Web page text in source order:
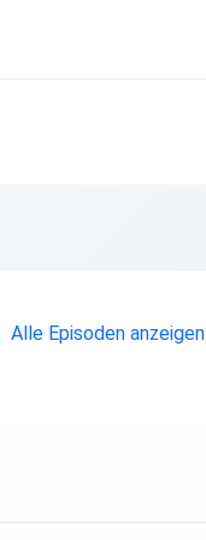
Alle Episoden anzeigen